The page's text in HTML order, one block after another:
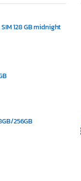
128 GB midnight
256GB